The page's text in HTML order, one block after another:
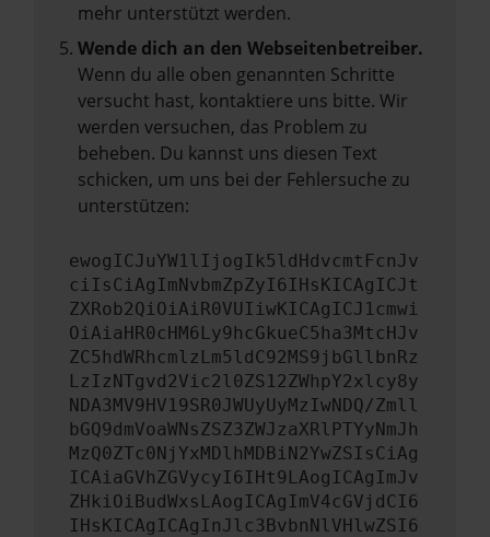
mehr unterstützt werden.
Wende dich an den Webseitenbetreiber.
Wenn du alle oben genannten Schritte
versucht hast, kontaktiere uns bitte. Wir
werden versuchen, das Problem zu
beheben. Du kannst uns diesen Text
schicken, um uns bei der Fehlersuche zu
unterstützen:
ewogICJuYW1lIjogIk5ldHdvcmtFcnJv
ciIsCiAgImNvbmZpZyI6IHsKICAgICJt
ZXRob2QiOiAiR0VUIiwKICAgICJ1cmwi
OiAiaHR0cHM6Ly9hcGkueC5ha3MtcHJv
ZC5hdWRhcmlzLm5ldC92MS9jbGllbnRz
LzIzNTgvd2Vic2l0ZS12ZWhpY2xlcy8y
NDA3MV9HV19SR0JWUyUyMzIwNDQ/Zmll
bGQ9dmVoaWNsZSZ3ZWJzaXRlPTYyNmJh
MzQ0ZTc0NjYxMDlhMDBiN2YwZSIsCiAg
ICAiaGVhZGVycyI6IHt9LAogICAgImJv
ZHkiOiBudWxsLAogICAgImV4cGVjdCI6
IHsKICAgICAgInJlc3BvbnNlVHlwZSI6